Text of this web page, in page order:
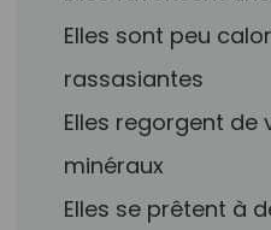
Elles sont peu
rassasiantes
Elles regorgent de
minéraux
Elles se prêtent à